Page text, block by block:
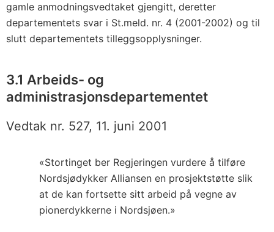
gamle anmodningsvedtaket gjengitt, deretter
departementets svar i St.meld. nr. 4 (2001-2002) og til
slutt departementets tilleggsopplysninger.
3.1 Arbeids- og
administrasjonsdepartementet
Vedtak nr. 527, 11. juni 2001
«Stortinget ber Regjeringen vurdere å tilføre
Nordsjødykker Alliansen en prosjektstøtte slik
at de kan fortsette sitt arbeid på vegne av
pionerdykkerne i Nordsjøen.»